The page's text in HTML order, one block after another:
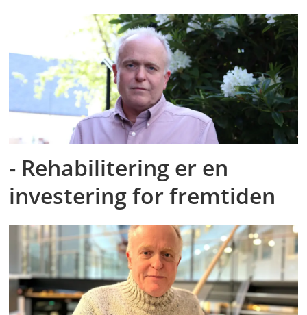
- Rehabilitering er en
investering for fremtiden